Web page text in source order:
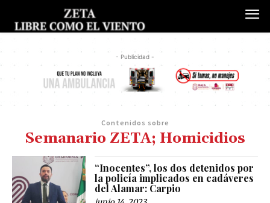
- Publicidad -
Contenidos sobre
Semanario ZETA; Homicidios
“Inocentes”, los dos detenidos por
la policía implicados en cadáveres
del Alamar: Carpio